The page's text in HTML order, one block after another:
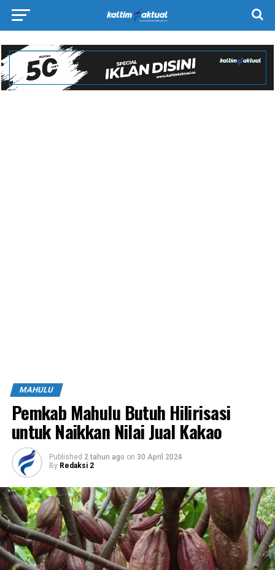
MAHULU
Pemkab Mahulu Butuh Hilirisasi
untuk Naikkan Nilai Jual Kakao
Published 2 tahun ago on 30 April 2024
By Redaksi 2